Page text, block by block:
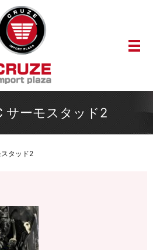
メ
サーモスタッド2
タッド2